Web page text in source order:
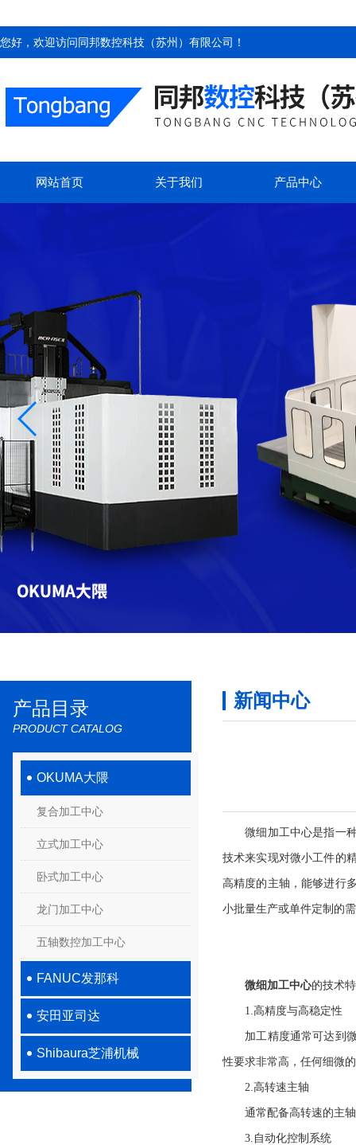
您好，欢迎访问同邦数控科技（苏州）有限公司 ！
网站首页 关于我们 产品中心
产品目录
PRODUCT CATALOG
OKUMA大隈
复合加工中心
立式加工中心
卧式加工中心
龙门加工中心
五轴数控加工中心
FANUC发那科
安田亚司达
Shibaura芝浦机械
新闻中心
微细加工中心是指一种
技术来实现对微小工件的
高精度的主轴，能够进行
小批量生产或单件定制的
微细加工中心的技术
1.高精度与高稳定性
加工精度通常可达到微
性要求非常高，任何细微
2.高转速主轴
通常配备高转速的主轴
3.自动化控制系统